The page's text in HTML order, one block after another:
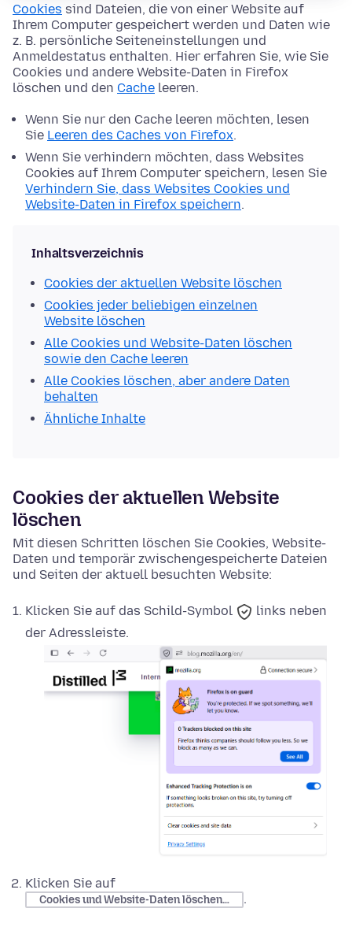
Cookies sind Dateien, die von einer Website auf
Ihrem Computer gespeichert werden und Daten wie
z. B. persönliche Seiteneinstellungen und
Anmeldestatus enthalten. Hier erfahren Sie, wie Sie
Cookies und andere Website-Daten in Firefox
löschen und den Cache leeren.
Wenn Sie nur den Cache leeren möchten, lesen
Sie Leeren des Caches von Firefox.
Wenn Sie verhindern möchten, dass Websites
Cookies auf Ihrem Computer speichern, lesen Sie
Verhindern Sie, dass Websites Cookies und
Website-Daten in Firefox speichern.
Inhaltsverzeichnis
Cookies der aktuellen Website löschen
Cookies jeder beliebigen einzelnen
Website löschen
Alle Cookies und Website-Daten löschen
sowie den Cache leeren
Alle Cookies löschen, aber andere Daten
behalten
Ähnliche Inhalte
Cookies der aktuellen Website
löschen
Mit diesen Schritten löschen Sie Cookies, Website-
Daten und temporär zwischengespeicherte Dateien
und Seiten der aktuell besuchten Website:
Klicken Sie auf das Schild-Symbol
links neben
der Adressleiste.
Klicken Sie auf
Cookies und Website-Daten löschen… .